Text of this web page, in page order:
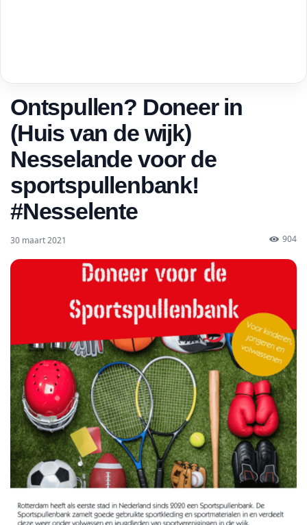
Ontspullen? Doneer in
(Huis van de wijk)
Nesselande voor de
sportspullenbank!
#Nesselente
30 maart 2021 904